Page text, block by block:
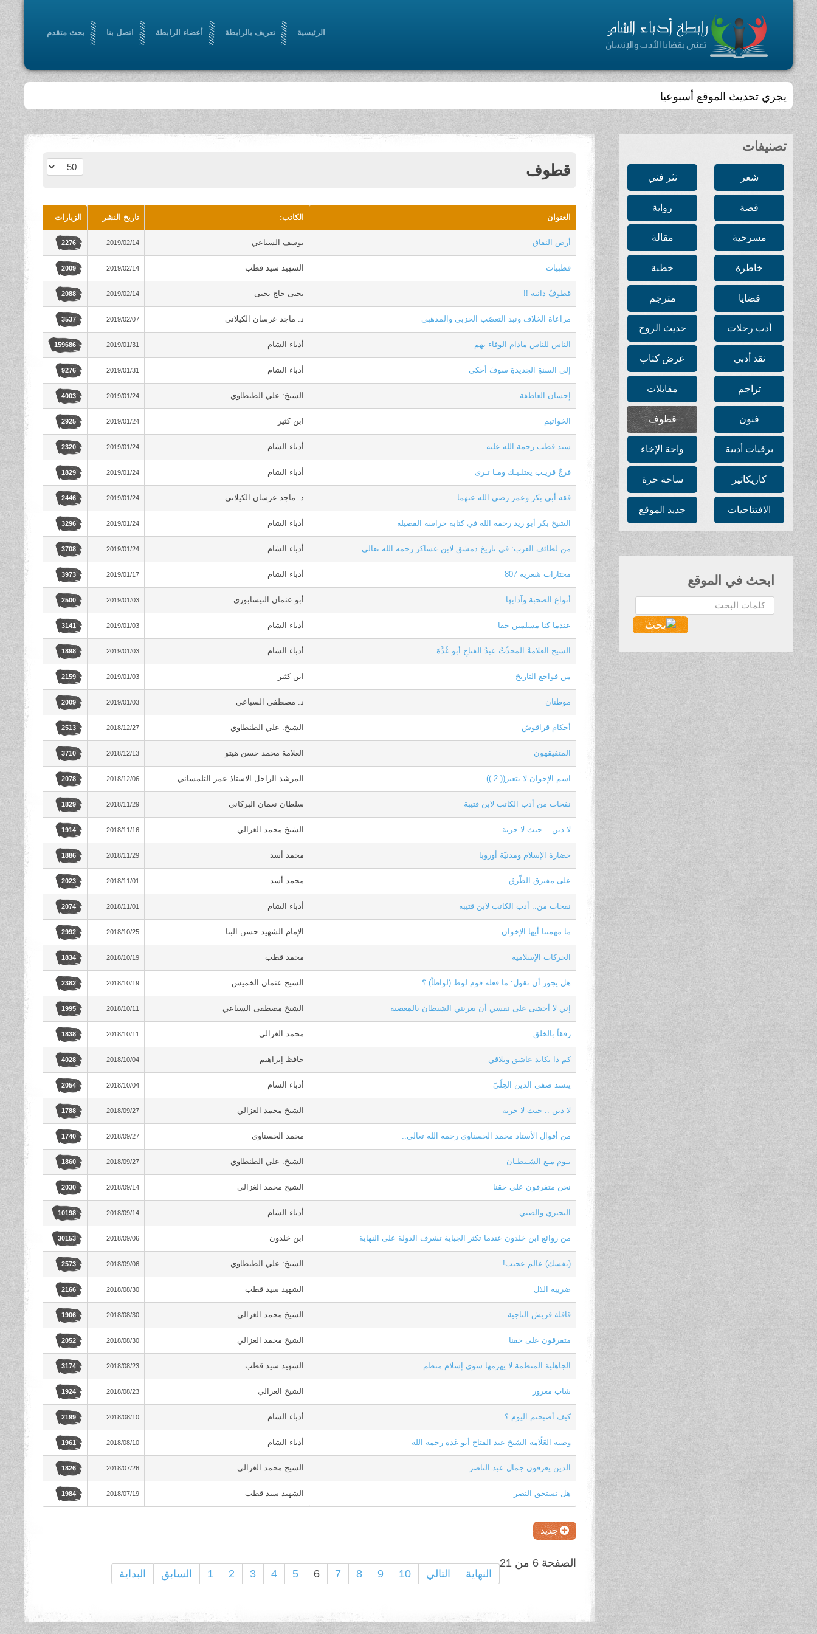
الرئيسية تعريف بالرابطة أعضاء الرابطة اتصل بنا بحث متقدم
يجري تحديث الموقع أسبوعيا
تصنيفات
شعر نثر فني
قصة رواية
مسرحية مقالة
خاطرة خطبة
قضايا مترجم
أدب رحلات حديث الروح
نقد أدبي عرض كتاب
تراجم مقابلات
فنون قطوف
برقيات أدبية واحة الإخاء
كاريكاتير ساحة حرة
الافتتاحيات جديد الموقع
ابحث في الموقع
البحث...
قطوف عدد الإظهارات:
العنوان الكاتب: تاريخ النشر الزيارات
أرض النفاق يوسف السباعي 2019/02/14
2276
قطبيات الشهيد سيد قطب 2019/02/14
2009
قطوفٌ دانية !! يحيى حاج يحيى 2019/02/14
2088
مراعاة الخلاف ونبذ التعصّب الحزبي والمذهبي د. ماجد عرسان الكيلاني 2019/02/07
3537
الناس للناس مادام الوفاء بهم أدباء الشام 2019/01/31
159686
إلى السنةِ الجديدةِ سوفَ أحكي أدباء الشام 2019/01/31
9276
إحسان العاطفة الشيخ: علي الطنطاوي 2019/01/24
4003
الخواتيم ابن كثير 2019/01/24
2925
سيد قطب رحمة الله عليه أدباء الشام 2019/01/24
2320
فرجٌ قريـب يعتلـيـك ومـا تـرى أدباء الشام 2019/01/24
1829
فقه أبي بكر وعمر رضي الله عنهما د. ماجد عرسان الكيلاني 2019/01/24
2446
الشيخ بكر أبو زيد رحمه الله في كتابه حراسة الفضيلة أدباء الشام 2019/01/24
3296
من لطائف العرب: في تاريخ دمشق لابن عساكر رحمه الله تعالى أدباء الشام 2019/01/24
3708
مختارات شعرية 807 أدباء الشام 2019/01/17
3973
أنواع الصحبة وآدابها أبو عثمان النيسابوري 2019/01/03
2500
عندما كنا مسلمين حقا أدباء الشام 2019/01/03
3141
الشيخ العلامةُ المحدِّثُ عبدُ الفتاحِ أبو غُدَّةَ أدباء الشام 2019/01/03
1898
من فواجع التاريخ ابن كثير 2019/01/03
2159
موطنان د. مصطفى السباعي 2019/01/03
2009
أحكام قراقوش الشيخ: علي الطنطاوي 2018/12/27
2513
المتفيقهون العلامة محمد حسن هيتو 2018/12/13
3710
اسم الإخوان لا يتغير(( 2 )) المرشد الراحل الاستاذ عمر التلمساني 2018/12/06
2078
نفحات من أدب الكاتب لابن قتيبة سلطان نعمان البركاني 2018/11/29
1829
لا دين .. حيث لا حرية الشيخ محمد الغزالي 2018/11/16
1914
حضارة الإسلام ومدنيّة أوروبا محمد أسد 2018/11/29
1886
على مفترق الطّرق محمد أسد 2018/11/01
2023
نفحات من.. أدب الكاتب لابن قتيبة أدباء الشام 2018/11/01
2074
ما مهمتنا أيها الإخوان الإمام الشهيد حسن البنا 2018/10/25
2992
الحركات الإسلامية محمد قطب 2018/10/19
1834
هل يجوز أن نقول: ما فعله قوم لوط (لواطاً) ؟ الشيخ عثمان الخميس 2018/10/19
2382
إني لا أخشى على نفسي أن يغريني الشيطان بالمعصية الشيخ مصطفى السباعي 2018/10/11
1995
رفقاً بالخلق محمد الغزالي 2018/10/11
1838
كم ذا يكابد عاشق ويلاقي حافظ إبراهيم 2018/10/04
4028
ينشد صفي الدين الحِلّيّ أدباء الشام 2018/10/04
2054
لا دين .. حيث لا حرية الشيخ محمد الغزالي 2018/09/27
1788
من أقوال الأستاذ محمد الحسناوي رحمه الله تعالى.. محمد الحسناوي 2018/09/27
1740
يـوم مـع الشـيطـان الشيخ: علي الطنطاوي 2018/09/27
1860
نحن متفرقون على حقنا الشيخ محمد الغزالي 2018/09/14
2030
البحتري والصبي أدباء الشام 2018/09/14
10198
من روائع ابن خلدون عندما تكثر الجباية تشرف الدولة على النهاية ابن خلدون 2018/09/06
30153
(نفسك) عالم عجيب! الشيخ: علي الطنطاوي 2018/09/06
2573
ضريبة الذل الشهيد سيد قطب 2018/08/30
2166
قافلة قريش الناجية الشيخ محمد الغزالي 2018/08/30
1906
متفرقون على حقنا الشيخ محمد الغزالي 2018/08/30
2052
‏الجاهلية المنظمة لا يهزمها سوى إسلام منظم الشهيد سيد قطب 2018/08/23
3174
شاب مغرور الشيخ الغزالي 2018/08/23
1924
كيف أصبحتم اليوم ؟ أدباء الشام 2018/08/10
2199
وصية العَلّامة الشيخ عبد الفتاح أبو غدة رحمه الله أدباء الشام 2018/08/10
1961
الذين يعرفون جمال عبد الناصر الشيخ محمد الغزالي 2018/07/26
1826
هل نستحق النصر الشهيد سيد قطب 2018/07/19
1984
جديد
الصفحة 6 من 21
البداية
السابق 1 2 3 4 5 6 7 8 9 10 التالي النهاية